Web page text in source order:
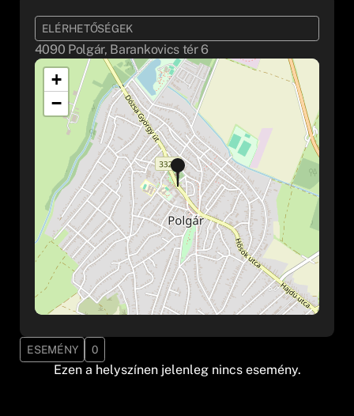
ELÉRHETŐSÉGEK
4090 Polgár, Barankovics tér 6
+
−
ESEMÉNY 0
Ezen a helyszínen jelenleg nincs esemény.